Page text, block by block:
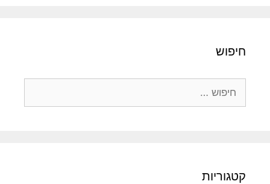
חיפוש
קטגוריות